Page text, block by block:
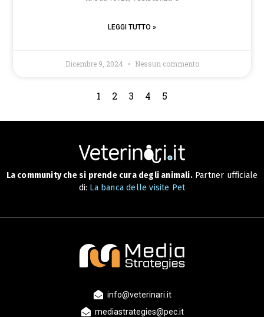
LEGGI TUTTO »
Dicembre 9, 2024 Nessun commento
1 2 3 4 5
La community che si prende cura degli animali.Partner ufficiale
di: La banca delle visite Pet
info@veterinari.it
mediastrategies@pec.it